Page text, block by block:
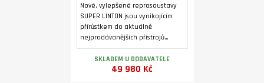
Nové, vylepšené reprosoustavy
SUPER LINTON jsou vynikajícím
přírůstkem do aktuálně
nejprodávanějších přístrojů
Heritage. Povrchová úprava je
dýhou ve třech barevných
variantách.
SKLADEM U DODAVATELE
49 980 Kč